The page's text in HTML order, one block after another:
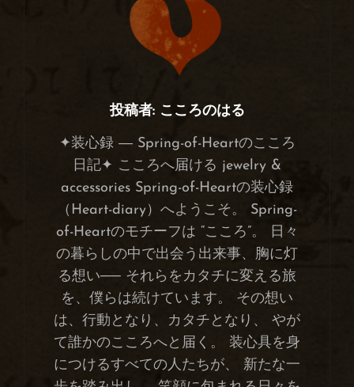
投稿者:こころのはる
✦装心録 ― Spring-of-Heartのこころ
日記✦ こころへ届ける jewelry &
accessories Spring-of-Heartの装心録
（Heart-diary）へようこそ。 Spring-
of-Heartのモチーフは “こころ”。 日々
の暮らしの中で出会う出来事、胸に灯
る想い── それらをカタチに変える旅
を、僕らは続けています。 その想い
は、行動となり、カタチとなり、 やが
て誰かのこころへと届く。 装心具を身
につけるすべての人たちが、 新たな一